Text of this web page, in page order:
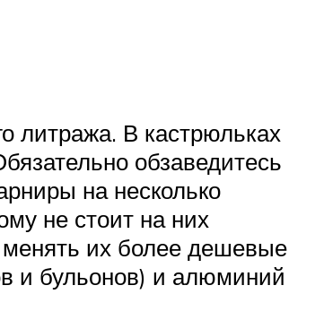
литража. В кастрюльках
обзаведитесь
на несколько
не стоит на них
менять их более дешевые
и бульонов) и алюминий